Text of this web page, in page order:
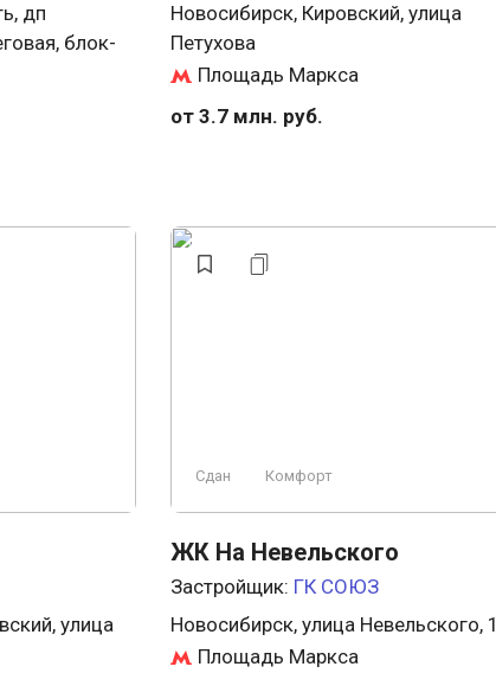
дп
блок-
Новосибирск, Кировский, улица
Петухова
Площадь Маркса
от 3.7 млн. руб.
улица
Сдан Комфорт
ЖК На Невельского
Застройщик: ГК СОЮЗ
Новосибирск, улица Невельского, 1
Площадь Маркса